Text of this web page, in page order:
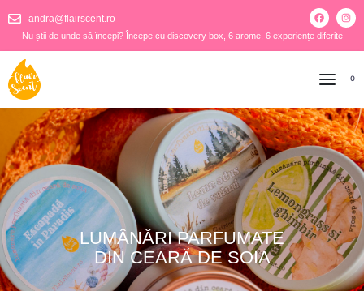
andra@flairscent.ro
Nu știi de unde să începi? Începe cu discovery box, 6 arome, 6 experiențe diferite
0
LUMÂNĂRI PARFUMATE
DIN CEARĂ DE SOIA